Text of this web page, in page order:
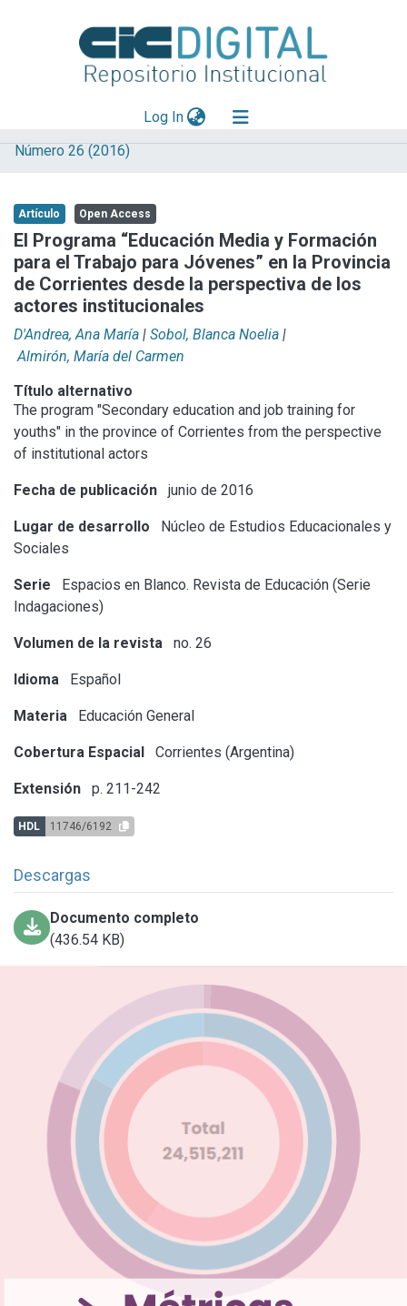
Log In(current)
Explorar
Aportar material
Statistics
Número 26 (2016)
Artículo Open Access
El Programa “Educación Media y Formación
para el Trabajo para Jóvenes” en la Provincia
de Corrientes desde la perspectiva de los
actores institucionales
D'Andrea, Ana María | Sobol, Blanca Noelia |
Almirón, María del Carmen
Título alternativo
The program "Secondary education and job training for
youths" in the province of Corrientes from the perspective
of institutional actors
Fecha de publicación junio de 2016
Lugar de desarrollo
Núcleo de Estudios Educacionales y
Sociales
Serie
Espacios en Blanco. Revista de Educación (Serie
Indagaciones)
Volumen de la revista no. 26
Idioma Español
Materia Educación General
Cobertura Espacial Corrientes (Argentina)
Extensión p. 211-242
HDL 11746/6192
Descargas
Documento completo
(436.54 KB)